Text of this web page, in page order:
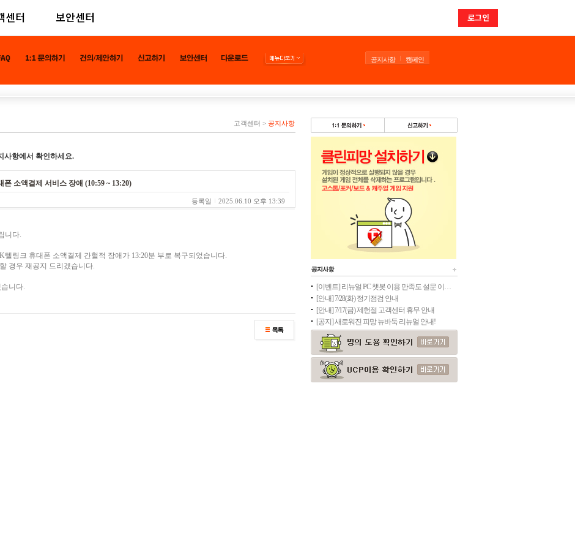
센터 보안센터 로그인
공지사항 캠페인
고객센터 > 공지사항
사항에서 확인하세요.
소액결제 서비스 장애 (10:59 ~ 13:20)
등록일 2025.06.10 오후 13:39
니다.
텔링크 휴대폰 소액결제 간헐적 장애가 13:20분 부로 복구되었습니다.
경우 재공지 드리겠습니다.
니다.
[이벤트] 리뉴얼 PC 챗봇 이용 만족도 설문 이벤트(종료)
[안내] 7/28(화) 정기점검 안내
[안내] 7/17(금) 제헌절 고객센터 휴무 안내
[공지] 새로워진 피망 뉴바둑 리뉴얼 안내!